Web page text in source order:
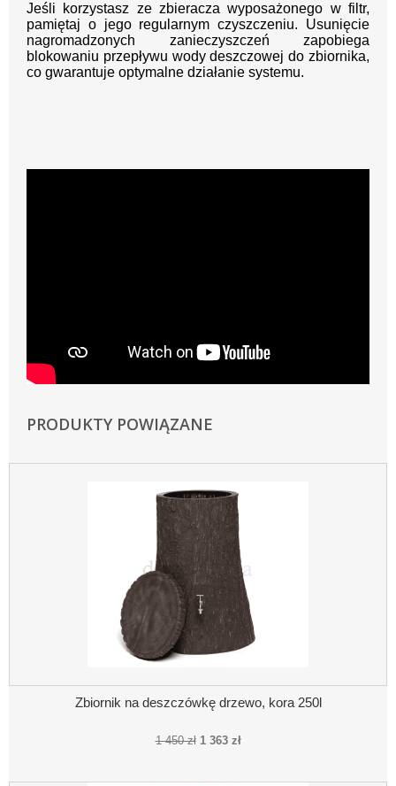
Jeśli korzystasz ze zbieracza wyposażonego w filtr,
pamiętaj o jego regularnym czyszczeniu. Usunięcie
nagromadzonych zanieczyszczeń zapobiega
blokowaniu przepływu wody deszczowej do zbiornika,
co gwarantuje optymalne działanie systemu.
PRODUKTY POWIĄZANE
Zbiornik na deszczówkę drzewo, kora 250l
1 450 zł 1 363 zł